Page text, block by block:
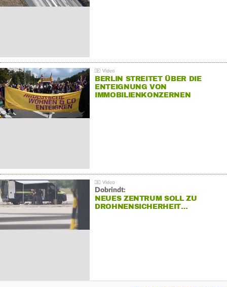
BERLIN STREITET ÜBER DIE
ENTEIGNUNG VON
IMMOBILIENKONZERNEN
Dobrindt:
NEUES ZENTRUM SOLL ZU
DROHNENSICHERHEIT…